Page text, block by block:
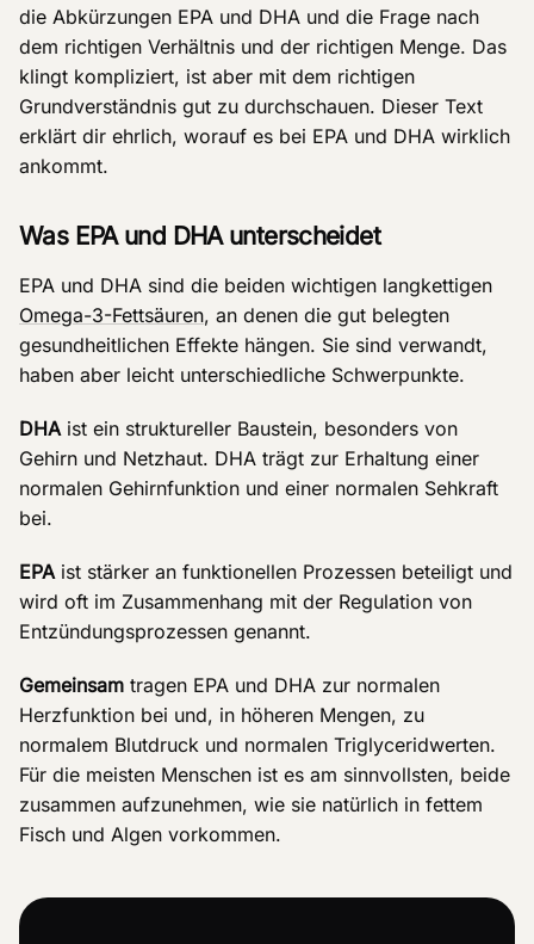
die Abkürzungen EPA und DHA und die Frage nach
dem richtigen Verhältnis und der richtigen Menge. Das
klingt kompliziert, ist aber mit dem richtigen
Grundverständnis gut zu durchschauen. Dieser Text
erklärt dir ehrlich, worauf es bei EPA und DHA wirklich
ankommt.
Was EPA und DHA unterscheidet
EPA und DHA sind die beiden wichtigen langkettigen
Omega-3-Fettsäuren, an denen die gut belegten
gesundheitlichen Effekte hängen. Sie sind verwandt,
haben aber leicht unterschiedliche Schwerpunkte.
DHA ist ein struktureller Baustein, besonders von
Gehirn und Netzhaut. DHA trägt zur Erhaltung einer
normalen Gehirnfunktion und einer normalen Sehkraft
bei.
EPA ist stärker an funktionellen Prozessen beteiligt und
wird oft im Zusammenhang mit der Regulation von
Entzündungsprozessen genannt.
Gemeinsam tragen EPA und DHA zur normalen
Herzfunktion bei und, in höheren Mengen, zu
normalem Blutdruck und normalen Triglyceridwerten.
Für die meisten Menschen ist es am sinnvollsten, beide
zusammen aufzunehmen, wie sie natürlich in fettem
Fisch und Algen vorkommen.